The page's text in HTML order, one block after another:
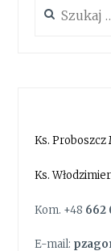
Ks. Proboszcz
Ks.
Kom. +48 662
E-mail: